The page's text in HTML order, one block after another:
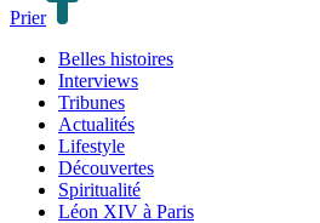
Prier
Belles histoires
Interviews
Tribunes
Actualités
Lifestyle
Découvertes
Spiritualité
Léon XIV à Paris